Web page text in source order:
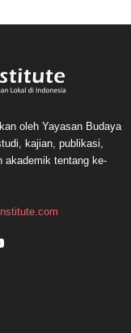
oleh Yayasan Budaya
kajian, publikasi,
akademik tentang ke-